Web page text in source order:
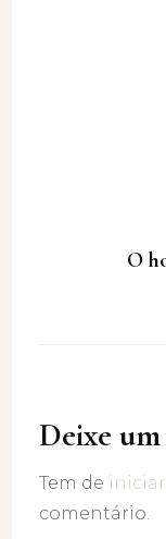
O
Deixe
Tem de iniciar
comentário.